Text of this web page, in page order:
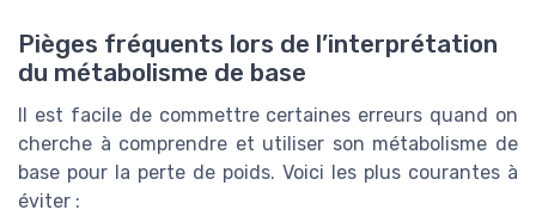
Pièges fréquents lors de l’interprétation
du métabolisme de base
Il est facile de commettre certaines erreurs quand on
cherche à comprendre et utiliser son métabolisme de
base pour la perte de poids. Voici les plus courantes à
éviter :